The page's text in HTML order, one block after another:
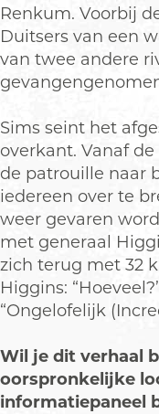
Renkum. Voorbij
Duitsers van een
van twee andere
Sims seint het
overkant. Vanaf
de patrouille naar
iedereen over te
weer gevaren
met generaal
zich terug met 32
Higgins:
“Ongelofelijk
Wil je dit verhaal
oorspronkelijke
informatiepaneel